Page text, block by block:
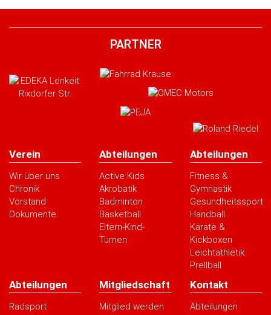
PARTNER
Verein
Wir über uns
Chronik
Vorstand
Dokumente
Abteilungen
Active Kids
Akrobatik
Badminton
Basketball
Eltern-Kind-
Turnen
Abteilungen
Fitness &
Gymnastik
Gesundheitssport
Handball
Karate &
Kickboxen
Leichtathletik
Prellball
Abteilungen
Radsport
Mitgliedschaft
Mitglied werden
Kontakt
Abteilungen